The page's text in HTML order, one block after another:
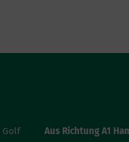
Golf
Aus Richtung A1